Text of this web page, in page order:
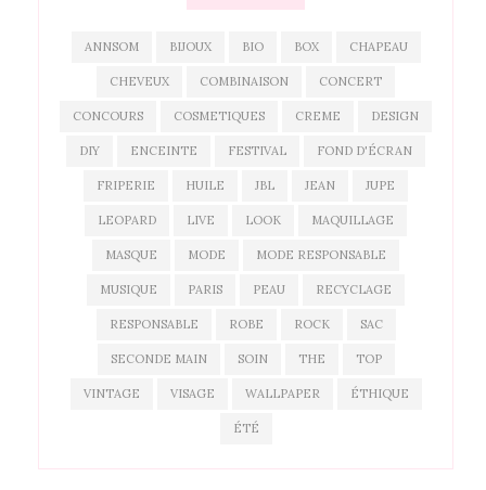
ANNSOM BIJOUX BIO BOX CHAPEAU
CHEVEUX COMBINAISON CONCERT
CONCOURS COSMETIQUES CREME DESIGN
DIY ENCEINTE FESTIVAL FOND D'ÉCRAN
FRIPERIE HUILE JBL JEAN JUPE
LEOPARD LIVE LOOK MAQUILLAGE
MASQUE MODE MODE RESPONSABLE
MUSIQUE PARIS PEAU RECYCLAGE
RESPONSABLE ROBE ROCK SAC
SECONDE MAIN SOIN THE TOP
VINTAGE VISAGE WALLPAPER ÉTHIQUE
ÉTÉ